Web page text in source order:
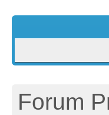
Forum